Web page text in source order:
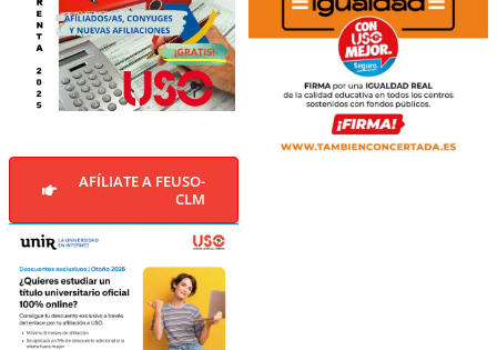
Contacto
AFÍLIATE A FEUSO-
CLM